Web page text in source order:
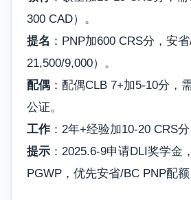
300 CAD）。
提名 ：PNP加600 CRS分，安
21,500/9,000）。
配偶 ：配偶CLB 7+加5-10分，
公证。
工作：2年+经验加10-20 CRS分
提示 ：2025.6-9申请DLI奖学金
PGWP，优先安省/BC PNP配额